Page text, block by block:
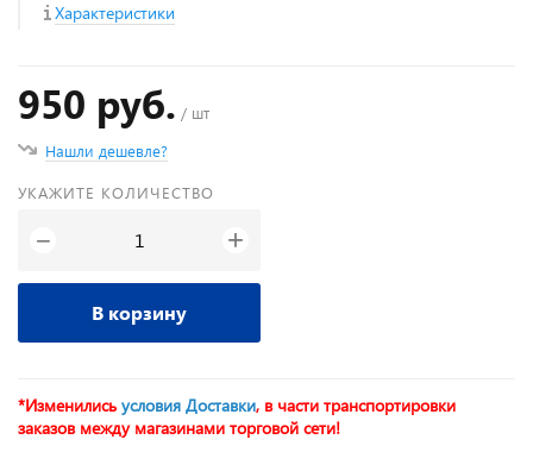
Характеристики
950 руб. / шт
Нашли дешевле?
УКАЖИТЕ КОЛИЧЕСТВО
− +
В корзину
*Изменились условия Доставки, в части транспортировки
заказов между магазинами торговой сети!